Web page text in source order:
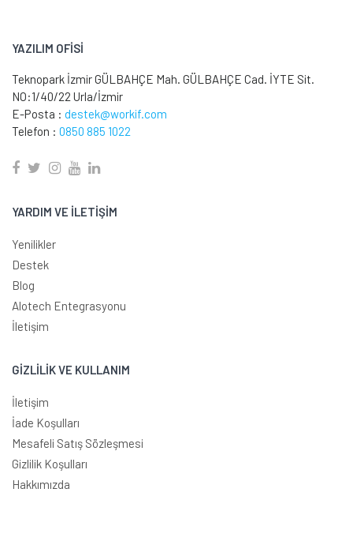
YAZILIM OFİSİ
Teknopark İzmir GÜLBAHÇE Mah. GÜLBAHÇE Cad. İYTE Sit.
NO:1/40/22 Urla/İzmir
E-Posta : destek@workif.com
Telefon : 0850 885 1022
YARDIM VE İLETİŞİM
Yenilikler
Destek
Blog
Alotech Entegrasyonu
İletişim
GİZLİLİK VE KULLANIM
İletişim
İade Koşulları
Mesafeli Satış Sözleşmesi
Gizlilik Koşulları
Hakkımızda